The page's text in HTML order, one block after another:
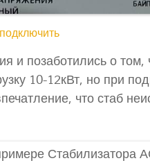
и позаботились о
10-12кВт, но при
что стаб
Стабилизатора